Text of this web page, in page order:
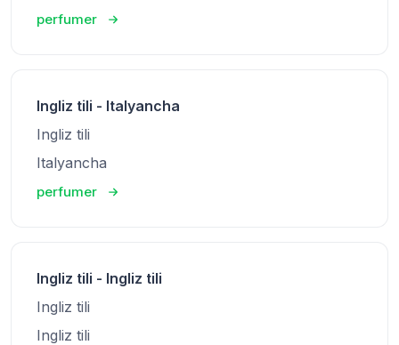
perfumer
Ingliz tili - Italyancha
Ingliz tili
Italyancha
perfumer
Ingliz tili - Ingliz tili
Ingliz tili
Ingliz tili